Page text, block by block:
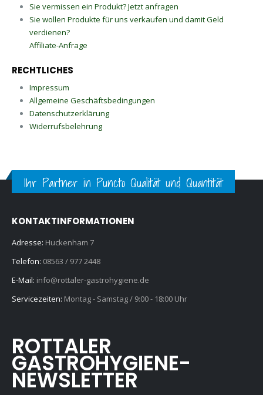
Sie vermissen ein Produkt? Jetzt anfragen
Sie wollen Produkte für uns verkaufen und damit Geld
verdienen?
Affiliate-Anfrage
RECHTLICHES
Impressum
Allgemeine Geschäftsbedingungen
Datenschutzerklärung
Widerrufsbelehrung
Ihr Partner in Puncto Qualität und Quantität
KONTAKTINFORMATIONEN
Adresse: Huckenham 7
Telefon: 08563 / 977 2448
E-Mail: info@rottaler-gastrohygiene.de
Servicezeiten: Montag - Samstag / 9:00 - 18:00 Uhr
ROTTALER
GASTROHYGIENE-
NEWSLETTER